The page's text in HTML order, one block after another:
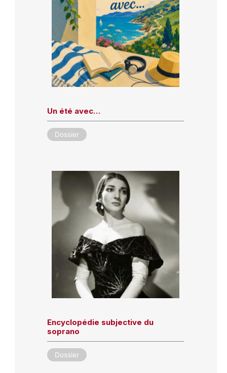
Un été avec…
Dossier
Encyclopédie subjective du
soprano
Dossier